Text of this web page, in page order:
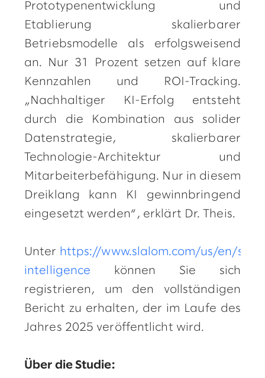
Prototypenentwicklung und
Etablierung skalierbarer
Betriebsmodelle als erfolgsweisend
an. Nur 31 Prozent setzen auf klare
Kennzahlen und ROI-Tracking.
„Nachhaltiger KI-Erfolg entsteht
durch die Kombination aus solider
Datenstrategie, skalierbarer
Technologie-Architektur und
Mitarbeiterbefähigung. Nur in diesem
Dreiklang kann KI gewinnbringend
eingesetzt werden“, erklärt Dr. Theis.
Unter https://www.slalom.com/us/en/
intelligence können Sie sich
registrieren, um den vollständigen
Bericht zu erhalten, der im Laufe des
Jahres 2025 veröffentlicht wird.
Über die Studie: